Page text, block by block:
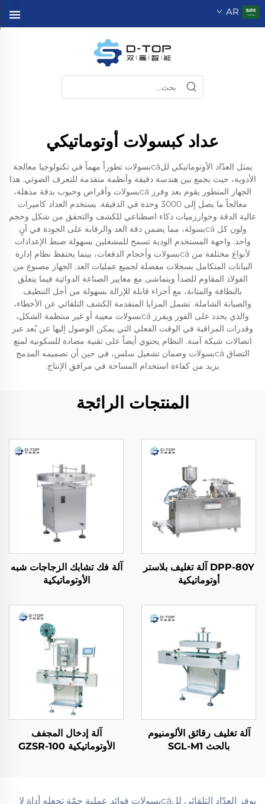
AR
عداد كبسولات أوتوماتيكي
يمثل العدّاد الأوتوماتيكي للcáبسولات تطوراً مهماً في تكنولوجيا معالجة
الأدوية، حيث يجمع بين هندسة دقيقة وأنظمة متقدمة للتعرف الضوئي. هذا
الجهاز المتطور يقوم بعد وفرز cáبسولات وأقراص وحبوب بدقة مذهلة،
معالجاً ما يصل إلى 3000 وحدة في الدقيقة. يستخدم العداد كاميرات
عالية الدقة وخوارزميات ذكاء اصطناعي للكشف والتحقق من شكل وحجم
ولون كل cáبسولة، مما يضمن دقة العد والرقابة على الجودة في آنٍ
واحد. واجهة المستخدم الودية تسمح للمشغلين بسهولة ضبط الإعدادات
لأنواع مختلفة من cáبسولات وأحجام الدفعات، بينما يحتفظ نظام إدارة
البيانات المتكامل بسجلات مفصلة لجميع عمليات العد. الجهاز مصنوع من
الفولاذ المقاوم للصدأ ويتماشى مع معايير الصناعة الدوائية فيما يتعلق
بالنظافة والمتانة، مع أجزاء قابلة للإزالة بسهولة من أجل التنظيف
والصيانة الشاملة. تشمل المزايا المتقدمة الكشف التلقائي عن الأخطاء،
والذي يحدد على الفور ويفرز cáبسولات معيبة أو غير منتظمة الشكل،
وقدرات المراقبة في الوقت الفعلي التي يمكن الوصول إليها عن بُعد عبر
اتصالات شبكة آمنة. النظام يحتوي أيضاً على تقنية مضادة للسكونية لمنع
التصاق cáبسولات وضمان تشغيل سلس، في حين أن تصميمه المدمج
يزيد من كفاءة استخدام المساحة في مرافق الإنتاج.
المنتجات الرائجة
DPP-80Y آلة تغليف بلاستر
أوتوماتيكية
آلة فك تشابك الزجاجات شبه
الأوتوماتيكية
آلة تغليف رقائق الألومنيوم
بالحث SGL-M1
آلة إدخال المجفف
الأوتوماتيكية GZSR-100
يوفر العدّاد التلقائي للcáبسولات فوائد عملية جمّة تجعله أداة لا